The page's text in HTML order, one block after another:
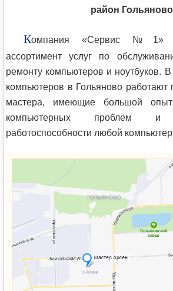
район Гольяново
Компания «Сервис №1»
ассортимент услуг по
ремонту компьютеров и ноутбуков.
компьютеров в Гольяново
мастера, имеющие большой
компьютерных проблем и
работоспособности любой